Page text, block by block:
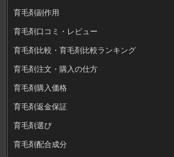
育毛剤副作用
育毛剤口コミ・レビュー
育毛剤比較・育毛剤比較ランキング
育毛剤注文・購入の仕方
育毛剤購入価格
育毛剤返金保証
育毛剤選び
育毛剤配合成分